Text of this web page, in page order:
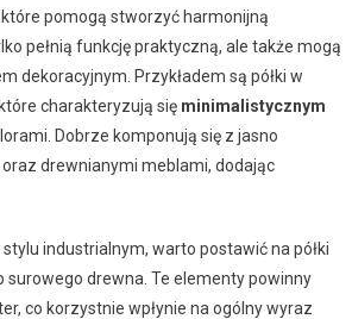
pomogą stworzyć harmonijną
pełnią funkcję praktyczną, ale także mogą
dekoracyjnym. Przykładem są półki w
charakteryzują się minimalistycznym
Dobrze komponują się z jasno
drewnianymi meblami, dodając
industrialnym, warto postawić na półki
surowego drewna. Te elementy powinny
co korzystnie wpłynie na ogólny wyraz